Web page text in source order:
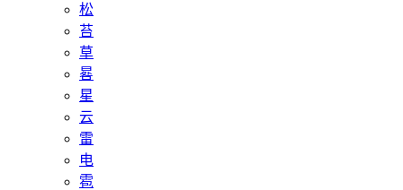
松
苔
草
晷
星
云
雷
电
雹